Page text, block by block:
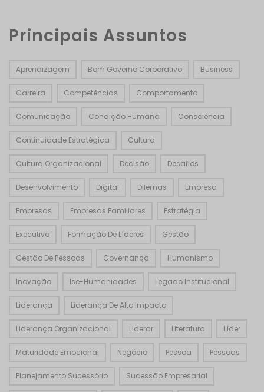
Principais Assuntos
Aprendizagem Bom Governo Corporativo Business
Carreira Competências Comportamento
Comunicação Condição Humana Consciência
Continuidade Estratégica Cultura
Cultura Organizacional Decisão Desafios
Desenvolvimento Digital Dilemas Empresa
Empresas Empresas Familiares Estratégia
Executivo Formação De Líderes Gestão
Gestão De Pessoas Governança Humanismo
Inovação Ise-Humanidades Legado Institucional
Liderança Liderança De Alto Impacto
Liderança Organizacional Liderar Literatura Líder
Maturidade Emocional Negócio Pessoa Pessoas
Planejamento Sucessório Sucessão Empresarial